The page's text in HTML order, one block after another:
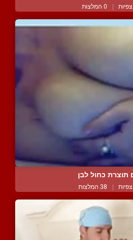
| 0 המלצות
תוצרת כחול לבן
| 38 המלצות